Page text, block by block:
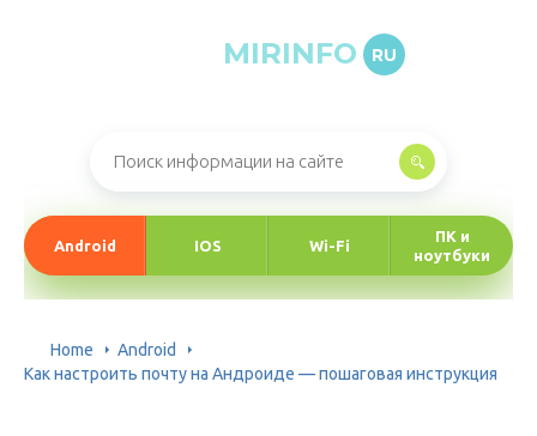
MIRINFO RU
Android IOS Wi-Fi
ПК и
ноутбуки
Home
Android
Как настроить почту на Андроиде — пошаговая инструкция